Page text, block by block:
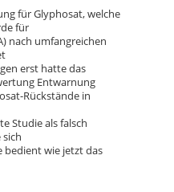
für Glyphosat, welche
für
nach umfangreichen
erst hatte das
Entwarnung
Rückstände in
Studie als falsch
bedient wie jetzt das